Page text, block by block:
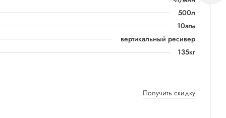
500л
10атм
вертикальный ресивер
135кг
Получить скидку